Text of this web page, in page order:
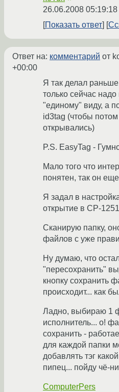
26.06.2008
Показать ответ
Ответ на: комментарий от
+00:00
Я так делал
только сейчас надо
"единому" виду, а
id3tag (чтобы
открывались)
P.S. EasyTag -
Мало того что
понятен, так он
Я задал в
открытие в CP-
Сканирую папку,
файлов с уже
Ну думаю, что
"пересохранить"
кнопку сохранить
происходит... как
Ладно, выбираю 1
исполнитель... о!
сохранить -
для каждой папки
добавлять тэг
пипец... пойду чё-
ComputerPers